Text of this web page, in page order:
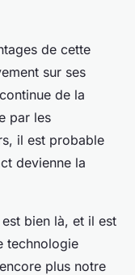
de cette
sur ses
de la
par les
il est probable
devienne la
bien là, et il est
technologie
plus notre